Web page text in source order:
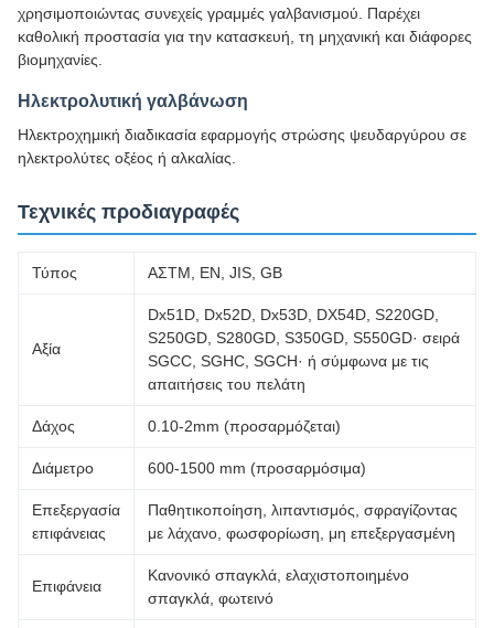
χρησιμοποιώντας συνεχείς γραμμές γαλβανισμού. Παρέχει
καθολική προστασία για την κατασκευή, τη μηχανική και διάφορες
βιομηχανίες.
Ηλεκτρολυτική γαλβάνωση
Ηλεκτροχημική διαδικασία εφαρμογής στρώσης ψευδαργύρου σε
ηλεκτρολύτες οξέος ή αλκαλίας.
Τεχνικές προδιαγραφές
Τύπος ΑΣTM, EN, JIS, GB
Αξία
Dx51D, Dx52D, Dx53D, DX54D, S220GD,
S250GD, S280GD, S350GD, S550GD· σειρά
SGCC, SGHC, SGCH· ή σύμφωνα με τις
απαιτήσεις του πελάτη
Δάχος 0.10-2mm (προσαρμόζεται)
Διάμετρο 600-1500 mm (προσαρμόσιμα)
Επεξεργασία
επιφάνειας
Παθητικοποίηση, λιπαντισμός, σφραγίζοντας
με λάχανο, φωσφορίωση, μη επεξεργασμένη
Επιφάνεια
Κανονικό σπαγκλά, ελαχιστοποιημένο
σπαγκλά, φωτεινό